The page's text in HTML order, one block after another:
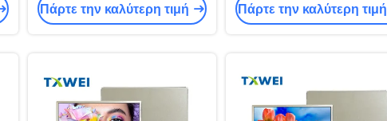
Πάρτε την καλύτερη τιμή Πάρτε την καλύτερη τιμή